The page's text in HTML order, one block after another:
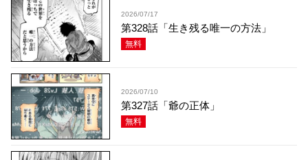
2026/07/17
第328話「生き残る唯一の方法」
無料
2026/07/10
第327話「爺の正体」
無料